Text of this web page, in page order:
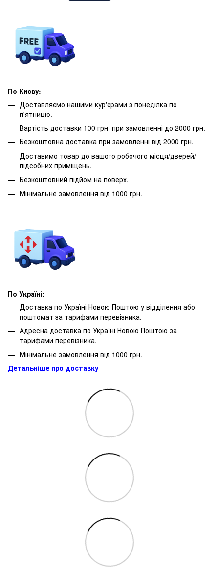
По Києву:
Доставляємо нашими кур'єрами з понеділка по
п'ятницю.
Вартість доставки 100 грн. при замовленні до 2000 грн.
Безкоштовна доставка при замовленні від 2000 грн.
Доставимо товар до вашого робочого місця/дверей/
підсобних приміщень.
Безкоштовний підйом на поверх.
Мінімальне замовлення від 1000 грн.
По Україні:
Доставка по Україні Новою Поштою у відділення або
поштомат за тарифами перевізника.
Адресна доставка по Україні Новою Поштою за
тарифами перевізника.
Мінімальне замовлення від 1000 грн.
Детальніше про доставку